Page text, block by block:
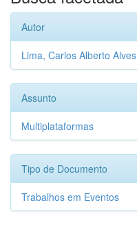
Autor
Lima, Carlos Alberto Alves
Assunto
Multiplataformas
Tipo de Documento
Trabalhos em Eventos